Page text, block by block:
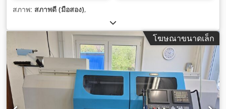
สภาพ: สภาพดี (มือสอง),
โฆษณาขนาดเล็ก